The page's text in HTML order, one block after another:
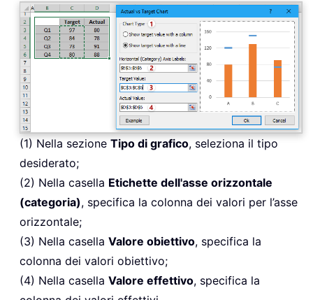
(1) Nella sezione Tipo di grafico, seleziona il tipo
desiderato;
(2) Nella casella Etichette dell'asse orizzontale
(categoria), specifica la colonna dei valori per l’asse
orizzontale;
(3) Nella casella Valore obiettivo, specifica la
colonna dei valori obiettivo;
(4) Nella casella Valore effettivo, specifica la